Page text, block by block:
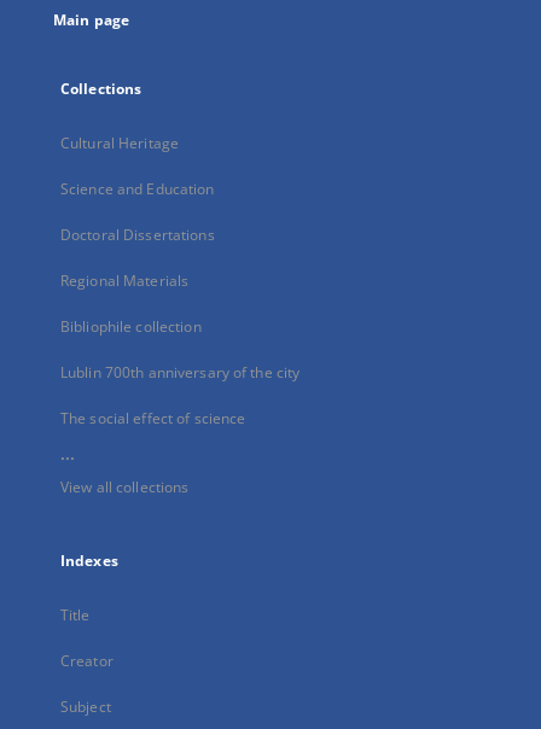
Main page
Collections
Cultural Heritage
Science and Education
Doctoral Dissertations
Regional Materials
Bibliophile collection
Lublin 700th anniversary of the city
The social effect of science
...
View all collections
Indexes
Title
Creator
Subject